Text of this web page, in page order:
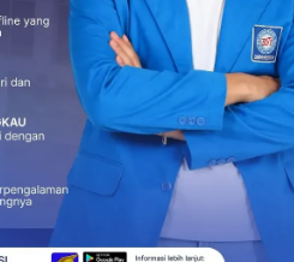
NEXT POST
Supervisi Perhotelan:
S1+ UBSI Kampus